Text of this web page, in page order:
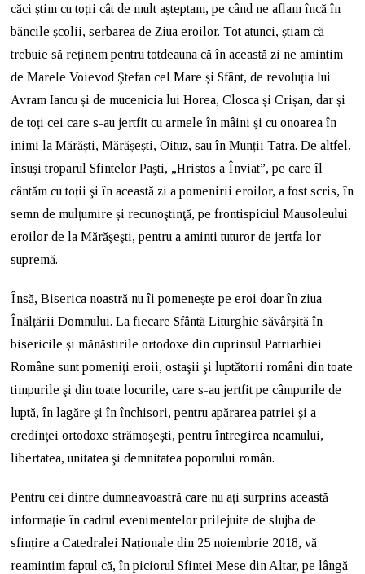
căci știm cu toții cât de mult așteptam, pe când ne aflam încă în
băncile școlii, serbarea de Ziua eroilor. Tot atunci, știam că
trebuie să reținem pentru totdeauna că în această zi ne amintim
de Marele Voievod Ştefan cel Mare și Sfânt, de revoluția lui
Avram Iancu și de mucenicia lui Horea, Closca și Crișan, dar și
de toți cei care s-au jertfit cu armele în mâini și cu onoarea în
inimi la Mărăști, Mărășești, Oituz, sau în Munții Tatra. De altfel,
însuși troparul Sfintelor Paşti, „Hristos a Înviat”, pe care îl
cântăm cu toții şi în această zi a pomenirii eroilor, a fost scris, în
semn de mulțumire și recunoştinţă, pe frontispiciul Mausoleului
eroilor de la Mărăşeşti, pentru a aminti tuturor de jertfa lor
supremă.
Însă, Biserica noastră nu îi pomenește pe eroi doar în ziua
Înălțării Domnului. La fiecare Sfântă Liturghie săvârșită în
bisericile și mănăstirile ortodoxe din cuprinsul Patriarhiei
Române sunt pomeniţi eroii, ostaşii şi luptătorii români din toate
timpurile şi din toate locurile, care s-au jertfit pe câmpurile de
luptă, în lagăre şi în închisori, pentru apărarea patriei şi a
credinţei ortodoxe strămoşeşti, pentru întregirea neamului,
libertatea, unitatea şi demnitatea poporului român.
Pentru cei dintre dumneavoastră care nu ați surprins această
informație în cadrul evenimentelor prilejuite de slujba de
sfințire a Catedralei Naționale din 25 noiembrie 2018, vă
reamintim faptul că, în piciorul Sfintei Mese din Altar, pe lângă